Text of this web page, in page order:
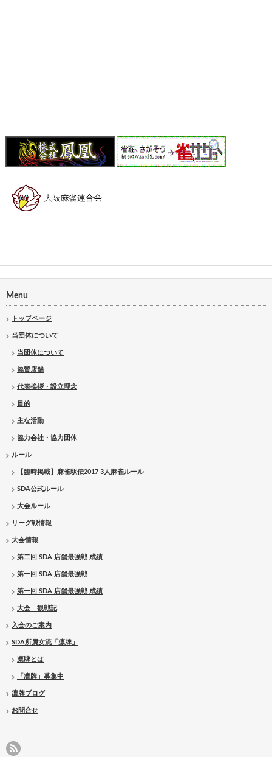
Menu
トップページ
当団体について
当団体について
協賛店舗
代表挨拶・設立理念
目的
主な活動
協力会社・協力団体
ルール
【臨時掲載】麻雀駅伝2017 3人麻雀ルール
SDA公式ルール
大会ルール
リーグ戦情報
大会情報
第二回 SDA 店舗最強戦 成績
第一回 SDA 店舗最強戦
第一回 SDA 店舗最強戦 成績
大会 観戦記
入会のご案内
SDA所属女流「凛牌」
凛牌とは
「凛牌」募集中
凛牌ブログ
お問合せ